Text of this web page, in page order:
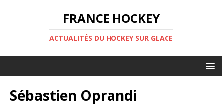
FRANCE HOCKEY
ACTUALITÉS DU HOCKEY SUR GLACE
Sébastien Oprandi